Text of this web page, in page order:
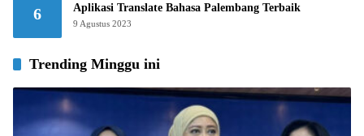
6 Aplikasi Translate Bahasa Palembang Terbaik
9 Agustus 2023
Trending Minggu ini